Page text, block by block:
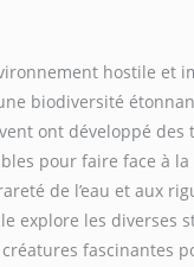
hostile et
biodiversité
ont développé des
pour faire face à
de l’eau et aux
explore les diverses
fascinantes